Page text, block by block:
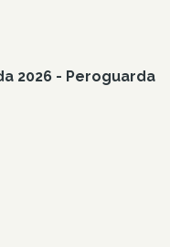
2026 - Peroguarda